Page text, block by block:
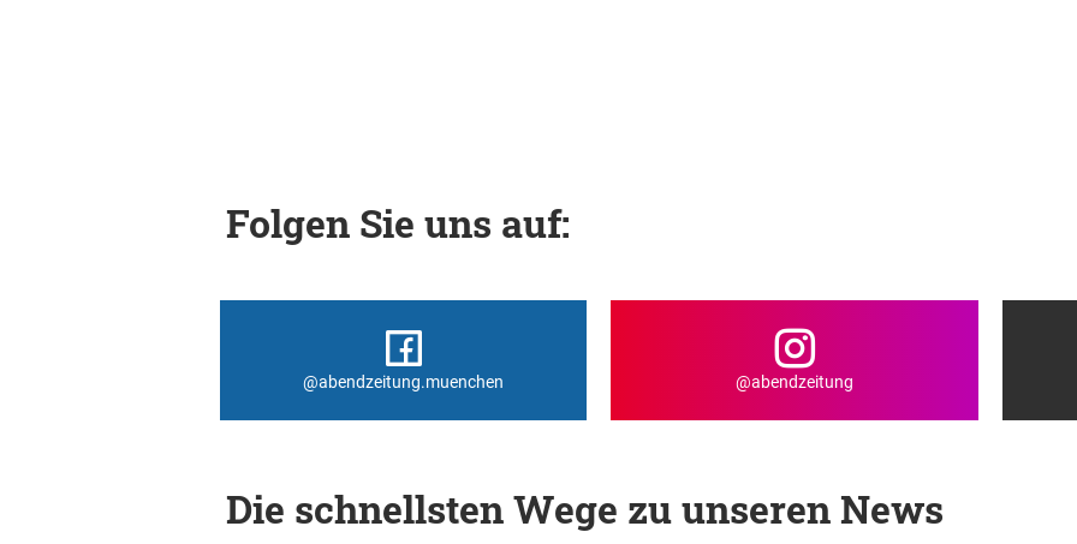
Folgen Sie uns auf:
@abendzeitung.muenchen @abendzeitung
Die schnellsten Wege zu unseren News